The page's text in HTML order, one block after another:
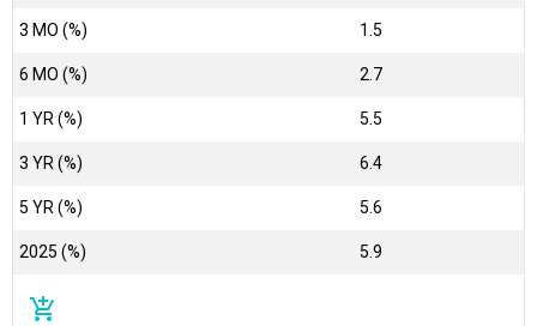
3 MO (%) 1.5
6 MO (%) 2.7
1 YR (%) 5.5
3 YR (%) 6.4
5 YR (%) 5.6
2025 (%) 5.9
add_shopping_cart